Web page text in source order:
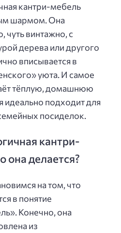
кантри-мебель
шармом. Она
чуть винтажно, с
дерева или другого
вписывается в
уюта. И самое
тёплую, домашнюю
идеально подходит для
посиделок.
кантри-
она делается?
на том, что
в понятие
Конечно, она
из